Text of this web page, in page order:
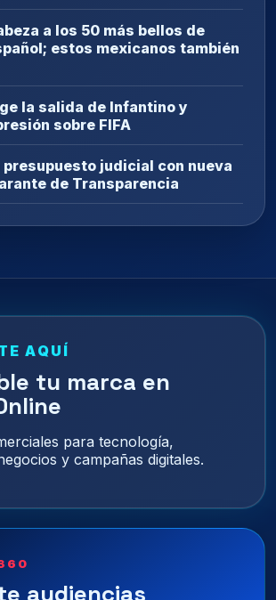
a los 50 más bellos de
estos mexicanos también
la salida de Infantino y
sobre FIFA
judicial con nueva
de Transparencia
AQUÍ
tu marca en
para tecnología,
y campañas digitales.